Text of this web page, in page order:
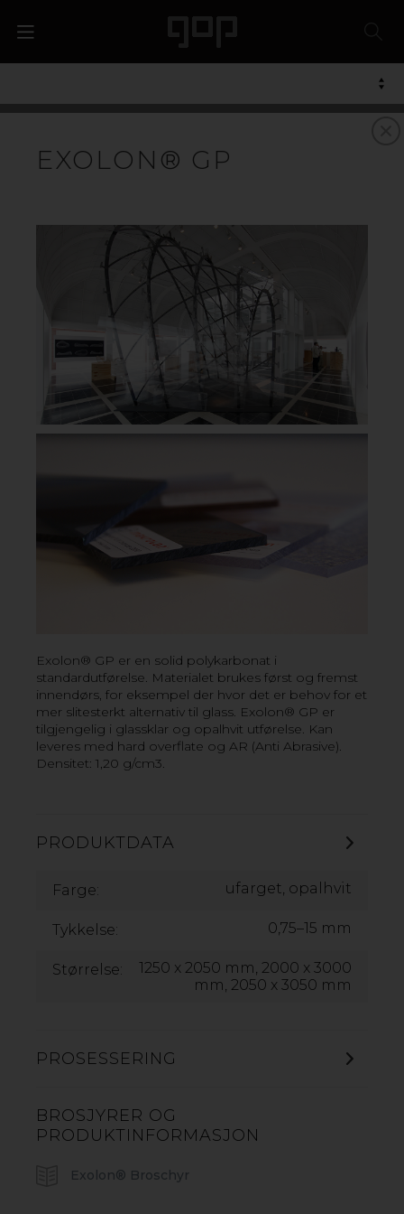
EXOLON® GP
Exolon® GP er en solid polykarbonat i
standardutførelse. Materialet brukes først og fremst
innendørs, for eksempel der hvor det er behov for et
mer slitesterkt alternativ til glass. Exolon® GP er
tilgjengelig i glassklar og opalhvit utførelse. Kan
leveres med hard overflate og AR (Anti Abrasive).
Densitet: 1,20 g/cm3.
PRODUKTDATA
Farge: ufarget, opalhvit
Tykkelse: 0,75–15 mm
Størrelse:
1250 x 2050 mm, 2000 x 3000
mm, 2050 x 3050 mm
PROSESSERING
BROSJYRER OG
PRODUKTINFORMASJON
Exolon® Broschyr
POLYKARBONAT
Polykarbonat/PC er en gjennomsiktig plast som er
ekstremt slagfast. Materialet brukes ofte som et
alternativ til glass, siden polykarbonat er både lettere og
sterkere. I tillegg er polykarbonat lett å bearbeide og
tåler lave og høye temperaturer. Polykarbonatplater
kan farges i en rekke farger, det vanligste er klart,
opalhvit og sotet. Polykarbonatplater brukes ofte som
sikkerhetsvinduer eller som skjermingsmateriale rundt
for eksempel maskiner. Materialet passer også godt i
hytter for eksempel skogindustrien. Materialet er
resirkulerbart.
› Lav vekt sammenlignet med alternative materialer
› Lett å bearbeide - tåler temperaturer fra -40 ° C til +135
› Tilgjengelig med UV-beskyttelse for utendørs bruk
VIL DU VITE MER? KONTAKT OSS!
FASADESYSTEM
POLYKARBONAT